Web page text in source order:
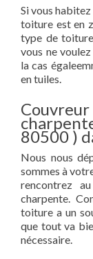
Si vous
toiture est en
type de
vous ne
la cas
en tuiles.
80500 )
Nous nous
sommes à
rencontrez
charpente.
toiture a un
que tout va
nécessaire.